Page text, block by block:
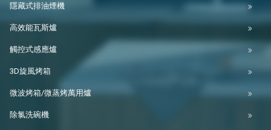
隱藏式排油煙機
高效能瓦斯爐
觸控式感應爐
3D旋風烤箱
微波烤箱/微蒸烤萬用爐
除氯洗碗機